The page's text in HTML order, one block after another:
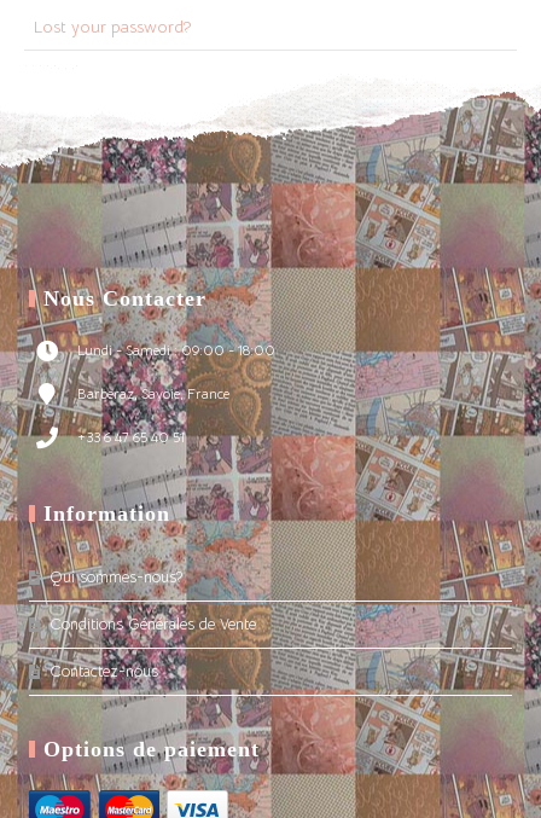
Lost your password?
Nous Contacter
Lundi - Samedi : 09:00 - 18:00
Barberaz, Savoie, France
+33 6 47 65 40 51
Information
Qui sommes-nous?
Conditions Générales de Vente
Contactez-nous
Options de paiement